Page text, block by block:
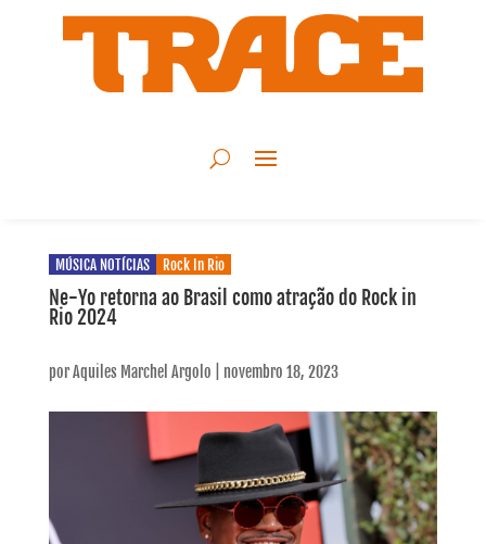
MÚSICA NOTÍCIAS Rock In Rio
Ne-Yo retorna ao Brasil como atração do Rock in
Rio 2024
porAquiles Marchel Argolo novembro 18, 2023